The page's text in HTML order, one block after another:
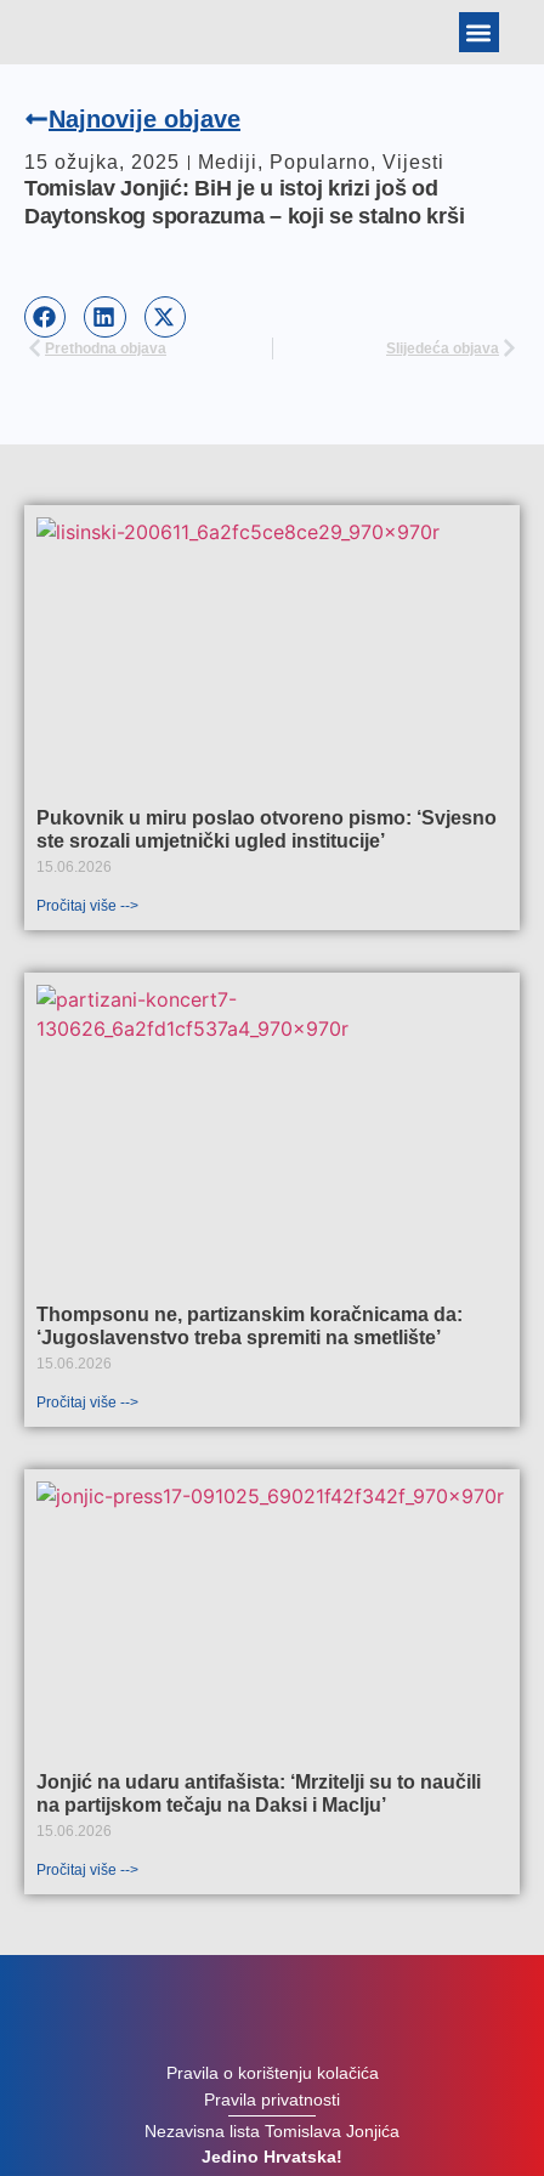
Najnovije objave
15 ožujka, 2025 Mediji, Popularno, Vijesti
Tomislav Jonjić: BiH je u istoj krizi još od
Daytonskog sporazuma – koji se stalno krši
Prethodna objava Slijedeća objava
Pukovnik u miru poslao otvoreno pismo: ‘Svjesno
ste srozali umjetnički ugled institucije’
15.06.2026
Pročitaj više -->
Thompsonu ne, partizanskim koračnicama da:
‘Jugoslavenstvo treba spremiti na smetlište’
15.06.2026
Pročitaj više -->
Jonjić na udaru antifašista: ‘Mrzitelji su to naučili
na partijskom tečaju na Daksi i Maclju’
15.06.2026
Pročitaj više -->
Pravila o korištenju kolačića
Pravila privatnosti
Nezavisna lista Tomislava Jonjića
Jedino Hrvatska!